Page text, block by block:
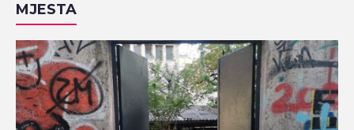
MJESTA